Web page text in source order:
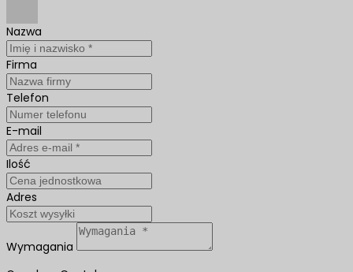
Nazwa
Firma
Telefon
E-mail
Ilość
Adres
Wymagania